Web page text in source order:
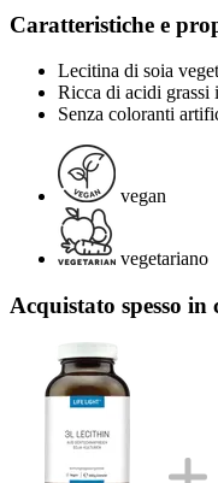
Caratteristiche e
Lecitina di soia
Ricca di acidi grassi
Senza coloranti
vegan
vegetariano
Acquistato spesso